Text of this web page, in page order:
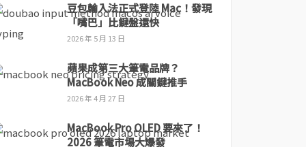
豆包輸入法正式登陸 Mac！發現
「嘴巴」比鍵盤還快
2026 年 5 月 13 日
蘋果成第三大筆電品牌？
MacBook Neo 成關鍵推手
2026 年 4 月 27 日
MacBook Pro OLED 要來了！
2026 筆電市場大爆發